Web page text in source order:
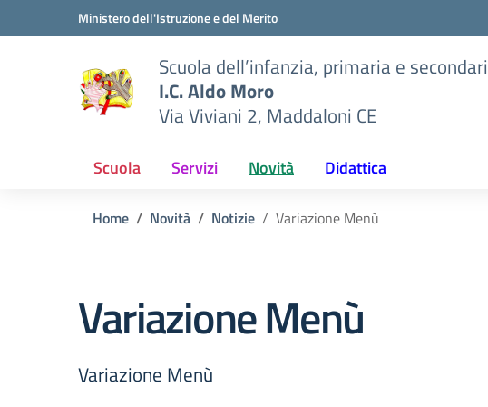
Vai ai contenuti
Vai al menu di navigazioneMinistero dell'Istruzione e del Merito
Scuola dell’infanzia, primaria e
I.C. Aldo Moro
Via Viviani 2, Maddaloni CE
Scuola Servizi Novità Didattica
Home Novità Notizie Variazione Menù
Variazione Menù
Variazione Menù